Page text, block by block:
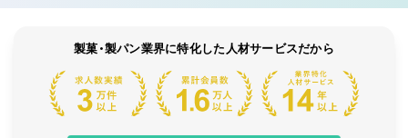
製菓・製パン業界に特化した人材サービスだから